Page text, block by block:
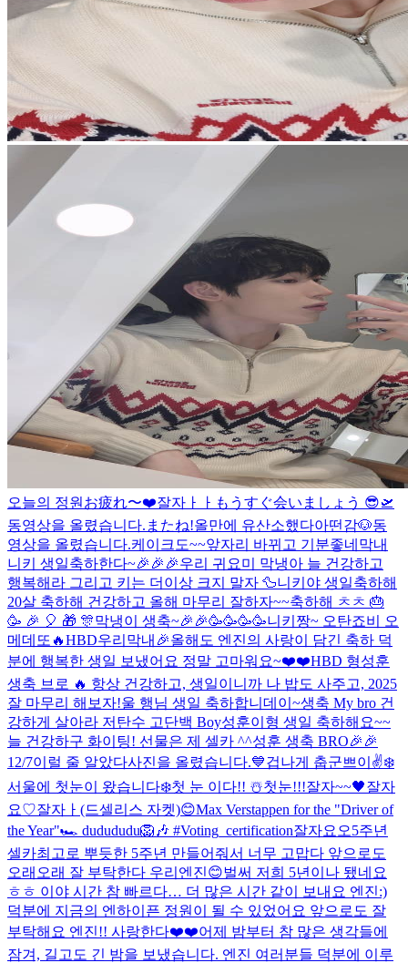
오늘의 정원 お疲れ〜❤️잘자ㅏㅏ もうすぐ会いましょう 😎🛫
동영상을 올렸습니다. またね!올만에 유산소했다아떤감🐶동
영상을 올렸습니다.케이크도~~앞자리 바뀌고 기분좋네 막내
니키 생일축하한다~🎉🎉🎉우리 귀요미 막냉아 늘 건강하고
행복해라 그리고 키는 더이상 크지 말자 🦆니키야 생일축하해
20살 축하해 건강하고 올해 마무리 잘하자~~축하해 ㅊㅊ 🎂
🥳 🎉 🎈 🎁 🎊막냉이 생축~🎉🎉🥳🥳🥳🥳니키짱~ 오탄죠비 오
메데또🔥HBD우리막내🎉올해도 엔진의 사랑이 담긴 축하 덕
분에 행복한 생일 보냈어요 정말 고마워요~❤️❤️HBD 형성훈
생축 브로 🔥 항상 건강하고, 생일이니까 나 밥도 사주고, 2025
잘 마무리 해보자!울 행님 생일 축하합니데이~생축 My bro 건
강하게 살아라 저탄수 고단백 Boy성훈이형 생일 축하해요~~
늘 건강하구 화이팅! 선물은 제 셀카 ^^성훈 생축 BRO🎉🎉
12/7이럴 줄 알았다사진을 올렸습니다.💙겁나게 춥군쁘이✌️❄️
서울에 첫눈이 왔습니다❄️첫 눈 이다!! ☃️첫눈!!!잘자~~🖤잘자
요♡잘자ㅏ(드셀리스 자켓)😊Max Verstappen for the "Driver of
the Year"🏎 dudududu🦁🎶 #Voting_certification잘자요오5주년
셀카최고로 뿌듯한 5주년 만들어줘서 너무 고맙다 앞으로도
오래오래 잘 부탁한다 우리엔진😊벌써 저희 5년이나 됐네요
ㅎㅎ 이야 시간 참 빠르다… 더 많은 시간 같이 보내요 엔진:)
덕분에 지금의 엔하이픈 정원이 될 수 있었어요 앞으로도 잘
부탁해요 엔진!! 사랑한다❤️❤️어제 밤부터 참 많은 생각들에
잠겨, 길고도 긴 밤을 보냈습니다. 엔진 여러분들 덕분에 이루